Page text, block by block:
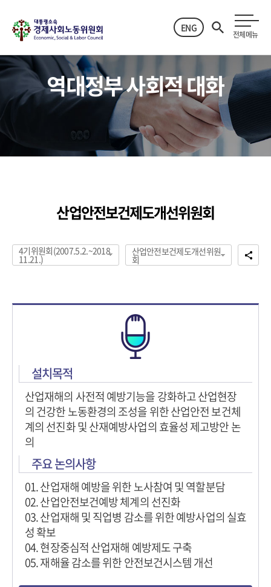
ENG
전체메뉴
역대정부 사회적 대화
산업안전보건제도개선위원회
4기위원회(2007.5.2.~2018.
11.21.)
산업안전보건제도개선위원
회
설치목적
산업재해의 사전적 예방기능을 강화하고 산업현장
의 건강한 노동환경의 조성을 위한 산업안전 보건체
계의 선진화 및 산재예방사업의 효율성 제고방안 논
의
주요 논의사항
01. 산업재해 예방을 위한 노사참여 및 역할분담
02. 산업안전보건예방 체계의 선진화
03. 산업재해 및 직업병 감소를 위한 예방사업의 실효
성 확보
04. 현장중심적 산업재해 예방제도 구축
05. 재해율 감소를 위한 안전보건시스템 개선